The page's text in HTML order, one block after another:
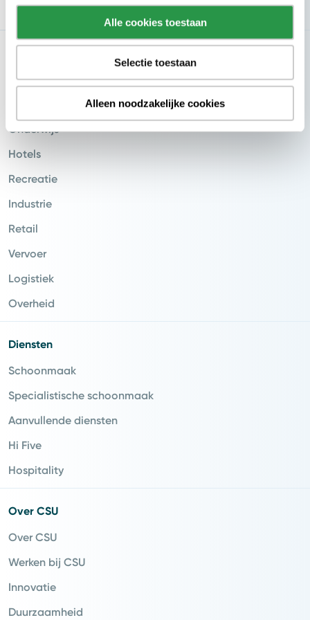
Alle cookies toestaan
Selectie toestaan
Alleen noodzakelijke cookies
Zorg
Onderwijs
Hotels
Recreatie
Industrie
Retail
Vervoer
Logistiek
Overheid
Diensten
Schoonmaak
Specialistische schoonmaak
Aanvullende diensten
Hi Five
Hospitality
Over CSU
Over CSU
Werken bij CSU
Innovatie
Duurzaamheid